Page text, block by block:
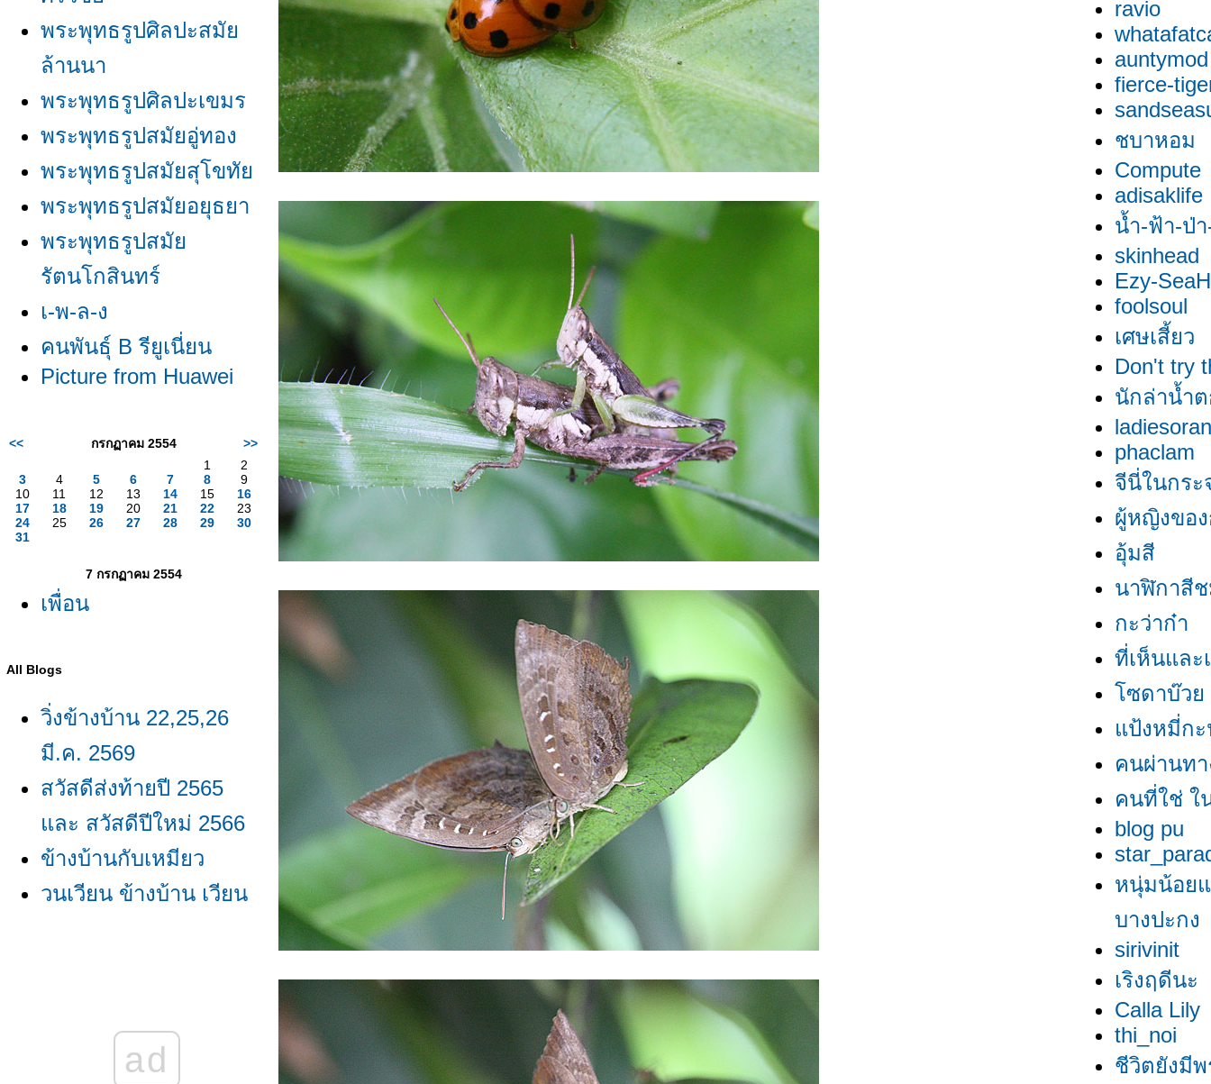
พระพุทธรูปศิลปะสมั
ล้านนา
พระพุทธรูปศิลปะเขมร
พระพุทธรูปสมัยอู่ทอง
พระพุทธรูปสมัยสุโขทั
พระพุทธรูปสมัยอยุธยา
พระพุทธรูปสมั
รัตนโกสินทร์
เ-พ-ล-ง
คนพันธุ์ B รียูเนี่ยน
Picture from Huawei
<< กรกฏาคม 2554
>>
1
2
3
4 5 6 7 8
9
10
11 12 13 14 15
16
17
18 19 20 21 22
23
24
25 26 27 28 29
30
31
7 กรกฏาคม 2554
เพื่อน
All Blogs
วิ่งข้างบ้าน 22,25,26
มี.ค. 2569
สวัสดีส่งท้ายปี 2565
ละ สวัสดีปีใหม่ 2566
ข้างบ้านกับเหมียว
วนเวียน ข้างบ้าน เวียน
ข้างบ้าน......
ad
ravio
auntymod
fierce-
ชบาหอม
Compute
adisaklife
น้ำ-ฟ้า-ป่า
skinhead
Ezy-
foolsoul
เศษเสี้ยว
Don't try
นักล่าน้ำ
phaclam
จีนี่ในกระ
ผู้หญิงของ
อุ้มสี
นาฬิกาสี
กะว่าก๋า
ที่เห็นและ
ซดาบ๊ว
ป้งหมี่กะ
คนผ่านทา
คนที่ใช่ ใ
blog pu
หนุ่มน้อย
บางปะกง
sirivinit
เริงฤดีนะ
Calla Lily
thi_noi
ชีวิตยังมีพ